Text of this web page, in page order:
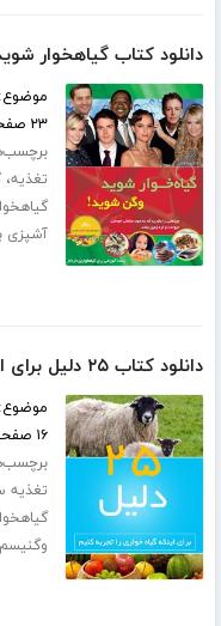
دانلود کتاب گیاهخوار
۲۳ صفحه
تغذیه،
آشپزی
دانلود کتاب ۲۵ دلیل برای اینکه گیاهخواری را تجربه کنیم
۱۶ صفحه
تغذیه
وگنیسم